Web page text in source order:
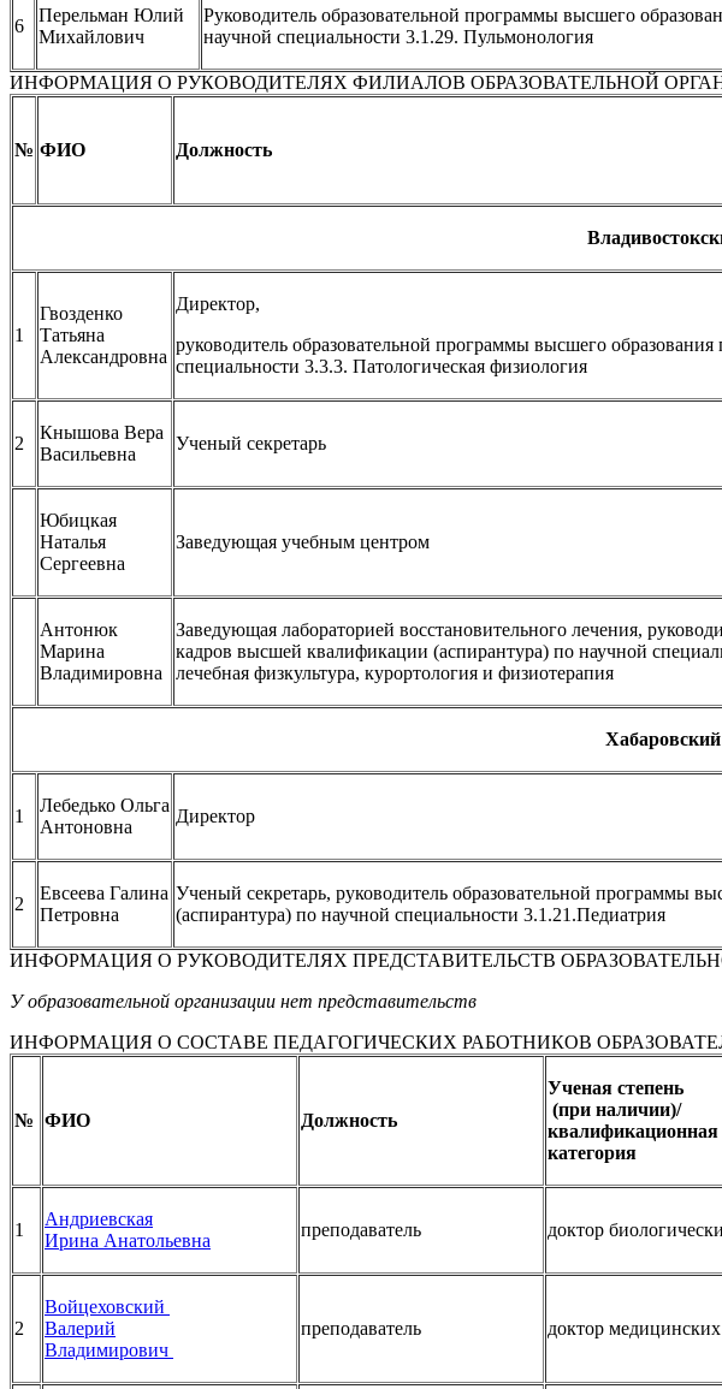
6
Перельман Юлий
Михайлович
Руководитель образовательной программы высшего
научной специальности 3.1.29. Пульмонология
ИНФОРМАЦИЯ О РУКОВОДИТЕЛЯХ ФИЛИАЛОВ ОБРАЗОВАТЕЛЬНОЙ
№ ФИО Должность
1
Гвозденко
Татьяна
Александровна
Директор,
руководитель образовательной программы высшего
специальности 3.3.3. Патологическая физиология
2
Кнышова Вера
Васильевна
Ученый секретарь
Юбицкая
Наталья
Сергеевна
Заведующая учебным центром
Антонюк
Марина
Владимировна
Заведующая лабораторией восстановительного лечения,
кадров высшей квалификации (аспирантура) по научной
лечебная физкультура, курортология и физиотерапия
1
Лебедько Ольга
Антоновна
Директор
2
Евсеева Галина
Петровна
Ученый секретарь, руководитель образовательной программы
(аспирантура) по научной специальности 3.1.21.Педиатрия
ИНФОРМАЦИЯ О РУКОВОДИТЕЛЯХ ПРЕДСТАВИТЕЛЬСТВ
У образовательной организации нет представительств
ИНФОРМАЦИЯ О СОСТАВЕ ПЕДАГОГИЧЕСКИХ РАБОТНИКОВ
№ ФИО Должность
Ученая степень
(при наличии)/
квалификационная
категория
1
Андриевская
Ирина Анатольевна
преподаватель доктор
2
Войцеховский
Валерий
Владимирович
преподаватель доктор